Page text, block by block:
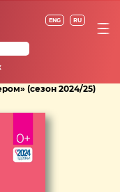
ENG RU
(сезон 2024/25)